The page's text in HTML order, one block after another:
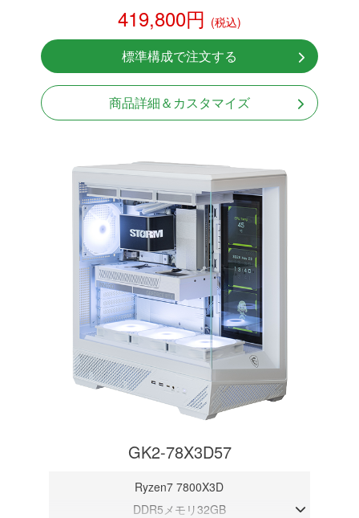
RTX 5070 12GB
NVMeSSD 1TB
無線LAN Bluetooth対応
Windows11 Home 64bit
419,800円 (税込)
標準構成で注文する
商品詳細＆カスタマイズ
GK2-78X3D57
Ryzen7 7800X3D
DDR5メモリ32GB